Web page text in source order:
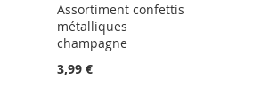
Assortiment confettis
métalliques
champagne
3,99 €